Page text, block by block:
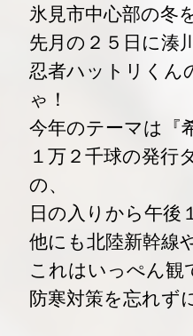
氷見市中心部の冬
先月の２５日に湊
忍者ハットリくん
ゃ！
今年のテーマは『
１万２千球の発行
の、
日の入りから午後
他にも北陸新幹線
これはいっぺん観
防寒対策を忘れず